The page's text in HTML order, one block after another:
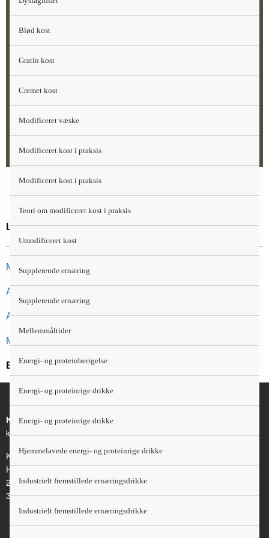
Blød kost
Gratin kost
Cremet kost
Modificeret væske
Modificeret kost i praksis
Modificeret kost i praksis
Teori om modificeret kost i praksis
Umodificeret kost
Supplerende ernæring
Supplerende ernæring
Mellemmåltider
Energi- og proteinberigelse
Energi- og proteinrige drikke
Energi- og proteinrige drikke
Hjemmelavede energi- og proteinrige drikke
Industrielt fremstillede ernæringsdrikke
Industrielt fremstillede ernæringsdrikke
risiko for underernæring, ofte med
Litteratur og links
Mad til børn med kræft – en vejledning til forældre
Altomkost
Anbefalinger for den danske institutionskost
Mad til små
Er fagligt opdateret i 2023
Kontakt
kosthaandbogen@kost.dk
Kost og Ernæringsforbundet
Holmbladsgade 70
2300 København S
3163 6600